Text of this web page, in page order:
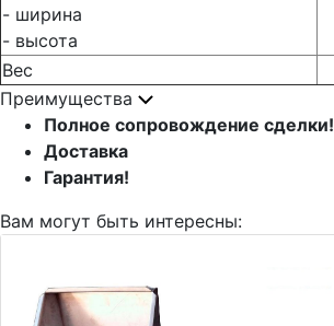
- ширина
- высота
Вес
Преимущества
Полное сопровождение сделки!
Доставка
Гарантия!
Вам могут быть интересны: